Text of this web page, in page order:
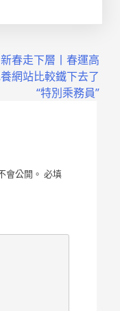
新春走下層丨春運高
網站比較鐵下去了
“特別乘務員”
會公開。 必填